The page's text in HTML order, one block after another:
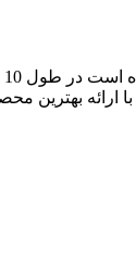
ارائه بهترین